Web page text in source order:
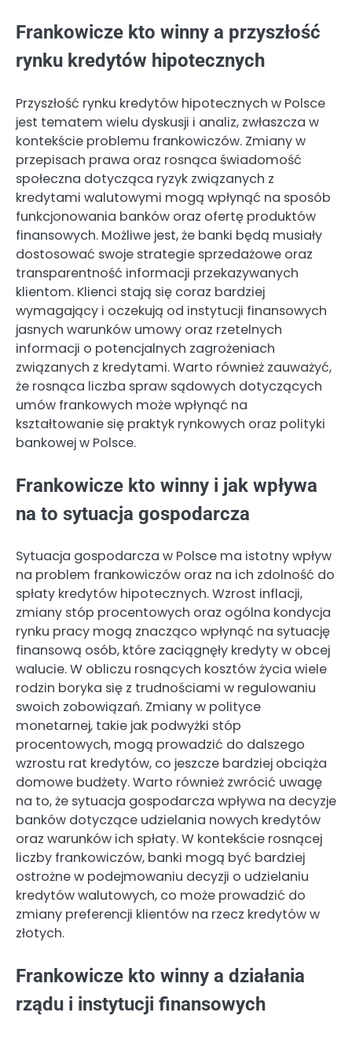
Frankowicze kto winny a przyszłość
rynku kredytów hipotecznych
Przyszłość rynku kredytów hipotecznych w Polsce
jest tematem wielu dyskusji i analiz, zwłaszcza w
kontekście problemu frankowiczów. Zmiany w
przepisach prawa oraz rosnąca świadomość
społeczna dotycząca ryzyk związanych z
kredytami walutowymi mogą wpłynąć na sposób
funkcjonowania banków oraz ofertę produktów
finansowych. Możliwe jest, że banki będą musiały
dostosować swoje strategie sprzedażowe oraz
transparentność informacji przekazywanych
klientom. Klienci stają się coraz bardziej
wymagający i oczekują od instytucji finansowych
jasnych warunków umowy oraz rzetelnych
informacji o potencjalnych zagrożeniach
związanych z kredytami. Warto również zauważyć,
że rosnąca liczba spraw sądowych dotyczących
umów frankowych może wpłynąć na
kształtowanie się praktyk rynkowych oraz polityki
bankowej w Polsce.
Frankowicze kto winny i jak wpływa
na to sytuacja gospodarcza
Sytuacja gospodarcza w Polsce ma istotny wpływ
na problem frankowiczów oraz na ich zdolność do
spłaty kredytów hipotecznych. Wzrost inflacji,
zmiany stóp procentowych oraz ogólna kondycja
rynku pracy mogą znacząco wpłynąć na sytuację
finansową osób, które zaciągnęły kredyty w obcej
walucie. W obliczu rosnących kosztów życia wiele
rodzin boryka się z trudnościami w regulowaniu
swoich zobowiązań. Zmiany w polityce
monetarnej, takie jak podwyżki stóp
procentowych, mogą prowadzić do dalszego
wzrostu rat kredytów, co jeszcze bardziej obciąża
domowe budżety. Warto również zwrócić uwagę
na to, że sytuacja gospodarcza wpływa na decyzje
banków dotyczące udzielania nowych kredytów
oraz warunków ich spłaty. W kontekście rosnącej
liczby frankowiczów, banki mogą być bardziej
ostrożne w podejmowaniu decyzji o udzielaniu
kredytów walutowych, co może prowadzić do
zmiany preferencji klientów na rzecz kredytów w
złotych.
Frankowicze kto winny a działania
rządu i instytucji finansowych